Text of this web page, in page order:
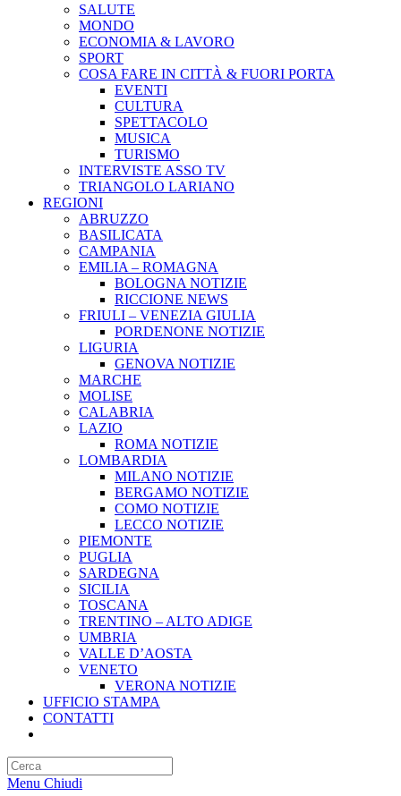
SALUTE
MONDO
ECONOMIA & LAVORO
SPORT
COSA FARE IN CITTÀ & FUORI PORTA
EVENTI
CULTURA
SPETTACOLO
MUSICA
TURISMO
INTERVISTE ASSO TV
TRIANGOLO LARIANO
REGIONI
ABRUZZO
BASILICATA
CAMPANIA
EMILIA – ROMAGNA
BOLOGNA NOTIZIE
RICCIONE NEWS
FRIULI – VENEZIA GIULIA
PORDENONE NOTIZIE
LIGURIA
GENOVA NOTIZIE
MARCHE
MOLISE
CALABRIA
LAZIO
ROMA NOTIZIE
LOMBARDIA
MILANO NOTIZIE
BERGAMO NOTIZIE
COMO NOTIZIE
LECCO NOTIZIE
PIEMONTE
PUGLIA
SARDEGNA
SICILIA
TOSCANA
TRENTINO – ALTO ADIGE
UMBRIA
VALLE D’AOSTA
VENETO
VERONA NOTIZIE
UFFICIO STAMPA
CONTATTI
sul
Escape
Menu Chiudi